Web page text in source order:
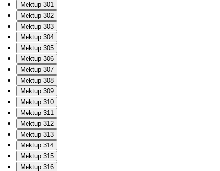
Mektup 301
Mektup 302
Mektup 303
Mektup 304
Mektup 305
Mektup 306
Mektup 307
Mektup 308
Mektup 309
Mektup 310
Mektup 311
Mektup 312
Mektup 313
Mektup 314
Mektup 315
Mektup 316